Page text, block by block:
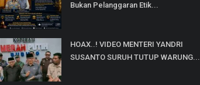
Bukan Pelanggaran Etik...
HOAX..! VIDEO MENTERI YANDRI
SUSANTO SURUH TUTUP WARUNG...